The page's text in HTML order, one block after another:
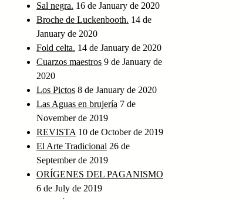
Sal negra. 16 de January de 2020
Broche de Luckenbooth. 14 de
January de 2020
Fold celta. 14 de January de 2020
Cuarzos maestros 9 de January de
2020
Los Pictos 8 de January de 2020
Las Aguas en brujería 7 de
November de 2019
REVISTA 10 de October de 2019
El Arte Tradicional 26 de
September de 2019
ORÍGENES DEL PAGANISMO
6 de July de 2019